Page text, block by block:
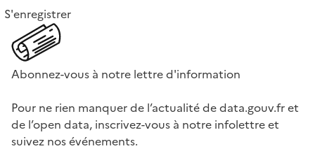
S'enregistrer
Abonnez-vous à notre lettre d'information
Pour ne rien manquer de l’actualité de data.gouv.fr et
de l’open data, inscrivez-vous à notre infolettre et
suivez nos événements.